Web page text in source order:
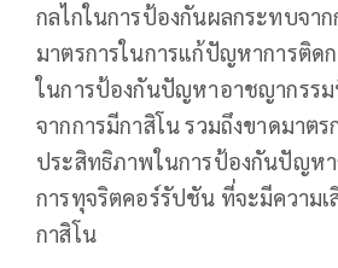
กลไกในการป้องกันผลกระทบจา
มาตรการในการแก้ปัญหาการติด
ในการป้องกันปัญหาอาชญากรร
จากการมีกาสิโน รวมถึงขาดมาตร
ประสิทธิภาพในการป้องกันปัญหา
การทุจริตคอร์รัปชัน ที่จะมีความเ
กาสิโน